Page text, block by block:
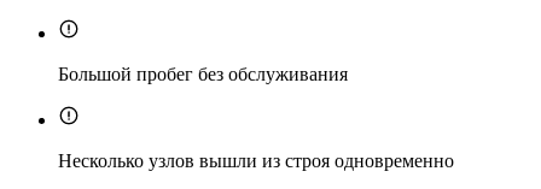
Большой пробег без обслуживания
Несколько узлов вышли из строя одновременно